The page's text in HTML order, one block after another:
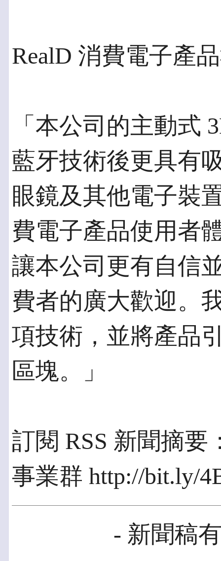
RealD 消費電子產
「本公司的主動式
藍牙技術後更具有
眼鏡及其他電子裝
費電子產品使用者
讓本公司更有自信
費者的廣大歡迎。
項技術，並將產品
區塊。」
訂閱 RSS 新聞摘要
事業群 http://bit.ly/
- 新聞稿